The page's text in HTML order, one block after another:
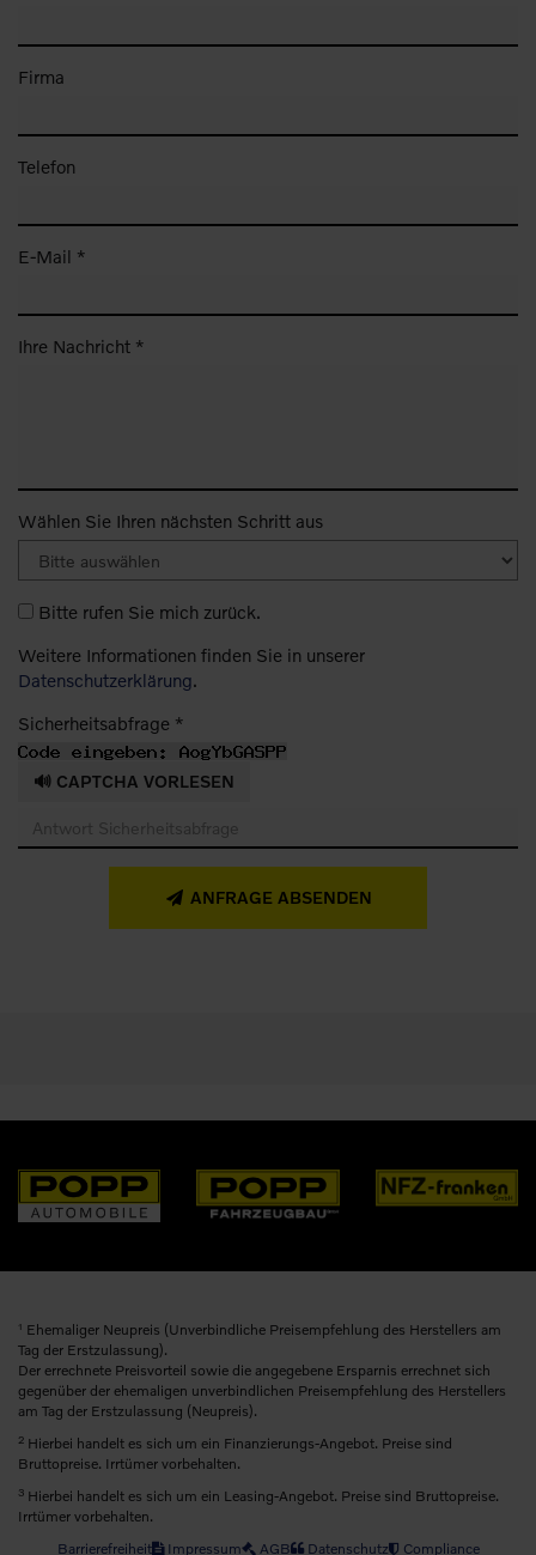
Firma
Telefon
E-Mail *
Ihre Nachricht *
Wählen Sie Ihren nächsten Schritt aus
Bitte rufen Sie mich zurück.
Weitere Informationen finden Sie in unserer
Datenschutzerklärung.
Sicherheitsabfrage *
🔊 CAPTCHA VORLESEN
ANFRAGE ABSENDEN
1 Ehemaliger Neupreis (Unverbindliche Preisempfehlung des Herstellers am
Tag der Erstzulassung).
Der errechnete Preisvorteil sowie die angegebene Ersparnis errechnet sich
gegenüber der ehemaligen unverbindlichen Preisempfehlung des Herstellers
am Tag der Erstzulassung (Neupreis).
2 Hierbei handelt es sich um ein Finanzierungs-Angebot. Preise sind
Bruttopreise. Irrtümer vorbehalten.
3 Hierbei handelt es sich um ein Leasing-Angebot. Preise sind Bruttopreise.
Irrtümer vorbehalten.
Barrierefreiheit
Impressum AGB Datenschutz Compliance